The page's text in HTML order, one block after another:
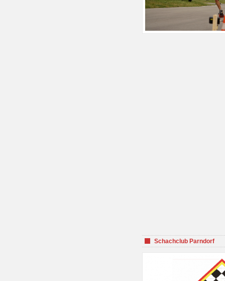
Schachclub Parndorf